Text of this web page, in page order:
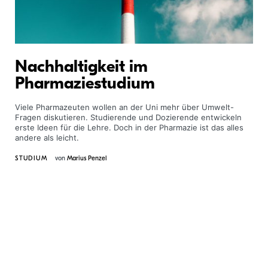
Nachhaltigkeit im
Pharmaziestudium
Viele Pharmazeuten wollen an der Uni mehr über Umwelt-
Fragen diskutieren. Studierende und Dozierende entwickeln
erste Ideen für die Lehre. Doch in der Pharmazie ist das alles
andere als leicht.
STUDIUM von Marius Penzel